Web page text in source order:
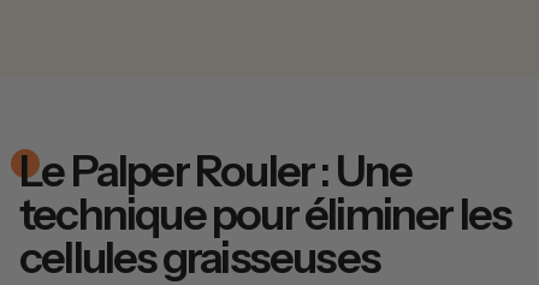
Le Palper Rouler : Une
technique pour éliminer les
cellules graisseuses